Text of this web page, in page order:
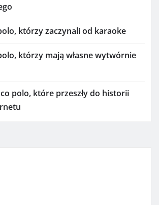
którzy zaczynali od karaoke
którzy mają własne wytwórnie
polo, które przeszły do historii